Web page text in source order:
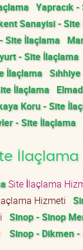
Yapracık
Sanayisi -
Site İlaçlama
- Site İlaçlama
İlaçlama
İlaçlama
Koru - Site
- Site İlaçlama
Site İlaçlama
Hizmeti
Sinop - Sinop
Sinop - Dikmen